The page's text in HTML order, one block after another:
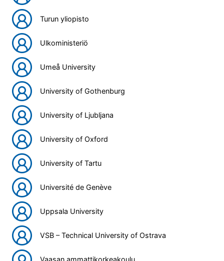
Turun yliopisto
Ulkoministeriö
Umeå University
University of Gothenburg
University of Ljubljana
University of Oxford
University of Tartu
Université de Genève
Uppsala University
VSB – Technical University of Ostrava
Vaasan ammattikorkeakoulu